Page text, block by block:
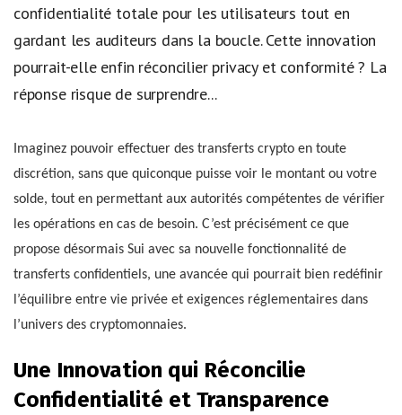
confidentialité totale pour les utilisateurs tout en
gardant les auditeurs dans la boucle. Cette innovation
pourrait-elle enfin réconcilier privacy et conformité ? La
réponse risque de surprendre...
Imaginez pouvoir effectuer des transferts crypto en toute
discrétion, sans que quiconque puisse voir le montant ou votre
solde, tout en permettant aux autorités compétentes de vérifier
les opérations en cas de besoin. C’est précisément ce que
propose désormais Sui avec sa nouvelle fonctionnalité de
transferts confidentiels, une avancée qui pourrait bien redéfinir
l’équilibre entre vie privée et exigences réglementaires dans
l’univers des cryptomonnaies.
Une Innovation qui Réconcilie
Confidentialité et Transparence